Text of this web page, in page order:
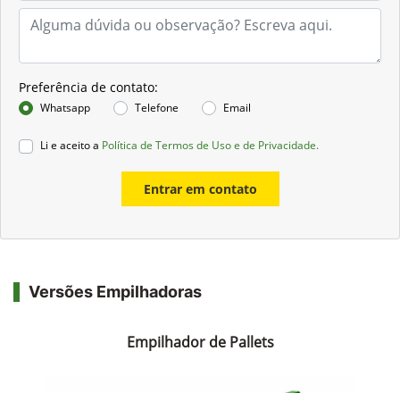
Preferência de contato:
Whatsapp Telefone Email
Li e aceito a Política de Termos de Uso e de Privacidade.
Entrar em contato
Versões Empilhadoras
Empilhador de Pallets